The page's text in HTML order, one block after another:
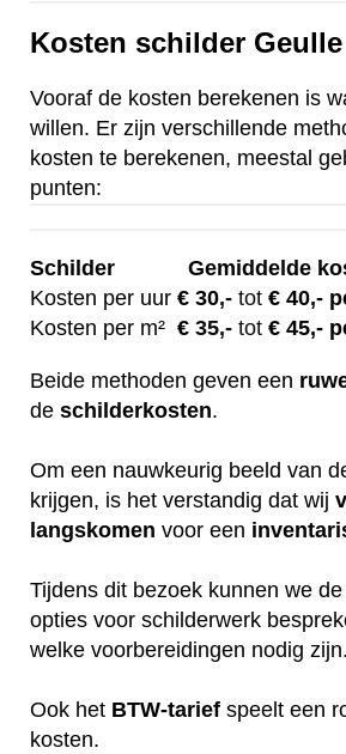
Kosten schilder Geulle
Vooraf de kosten berekenen is
willen. Er zijn verschillende
kosten te berekenen, meestal
punten:
Schilder
Gemiddelde
Kosten per uur € 30,- tot € 40,-
Kosten per m² € 35,- tot € 45,-
Beide methoden geven een
de schilderkosten.
Om een nauwkeurig beeld van
krijgen, is het verstandig dat wij
langskomen voor een
Tijdens dit bezoek kunnen we
opties voor schilderwerk
welke voorbereidingen nodig zijn.
Ook het BTW-tarief speelt een
kosten.